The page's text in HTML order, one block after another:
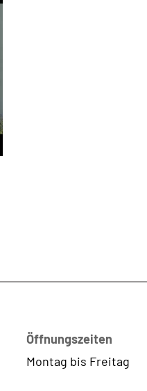
Öffnungszeiten
Montag bis Freitag